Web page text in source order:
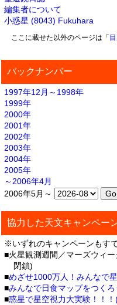
編集者について
小惑星 (8043) Fukuhara
ここに載せた以外のページは「
バックナンバー
1997年12月～1998年
1999年
2000年
2001年
2002年
2003年
2004年
2005年
～2006年4月
2006年5月～
協力した天文キャンペー
※いずれのキャンペーンもす
■火星観測週間／マーズウィ
閉鎖)
■めざせ1000万人！みんなで
■みんなで日食マップをつく
■惑星で星空視力大実験！！